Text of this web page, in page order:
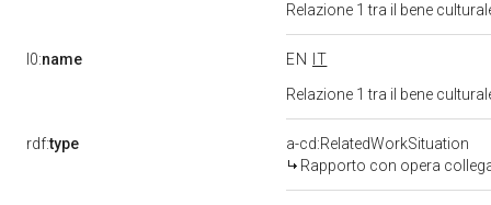
Relazione 1 tra il bene
l0:name EN
IT
Relazione 1 tra il bene
rdf:type
a-cd:RelatedWorkSituation
Rapporto con opera